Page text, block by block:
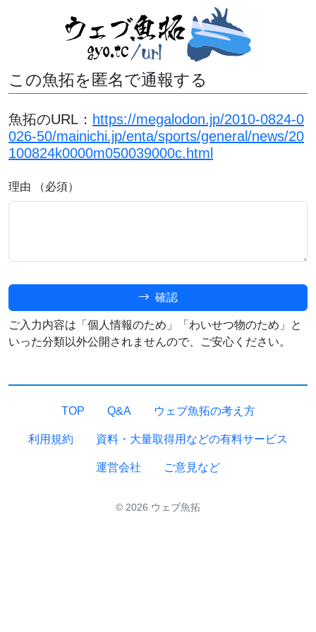
この魚拓を匿名で通報する
魚拓のURL： https://megalodon.jp/2010-0824-0
026-50/mainichi.jp/enta/sports/general/news/20
100824k0000m050039000c.html
理由 （必須）
確認
ご入力内容は「個人情報のため」「わいせつ物のため」と
いった分類以外公開されませんので、ご安心ください。
TOP Q&A ウェブ魚拓の考え方
利用規約 資料・大量取得用などの有料サービス
運営会社 ご意見など
© 2026 ウェブ魚拓